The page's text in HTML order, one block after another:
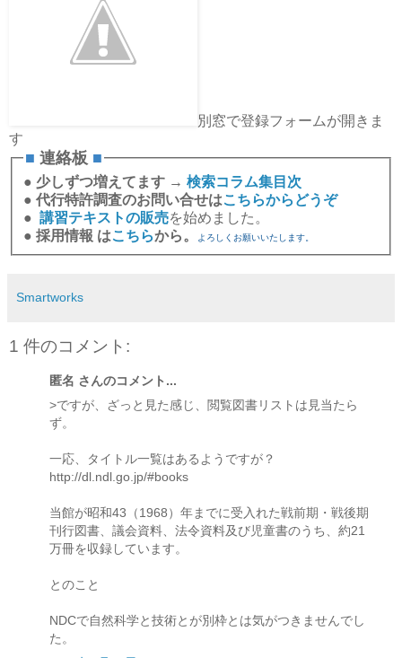
別窓で登録フォームが開きま
す
■ 連絡板 ■
● 少しずつ増えてます → 検索コラム集目次
● 代行特許調査のお問い合せはこちらからどうぞ
● 講習テキストの販売を始めました。
● 採用情報 はこちらから。 よろしくお願いいたします。
Smartworks
1 件のコメント:
匿名 さんのコメント...
>ですが、ざっと見た感じ、閲覧図書リストは見当たら
ず。
一応、タイトル一覧はあるようですが？
http://dl.ndl.go.jp/#books
当館が昭和43（1968）年までに受入れた戦前期・戦後期
刊行図書、議会資料、法令資料及び児童書のうち、約21
万冊を収録しています。
とのこと
NDCで自然科学と技術とが別枠とは気がつきませんでし
た。